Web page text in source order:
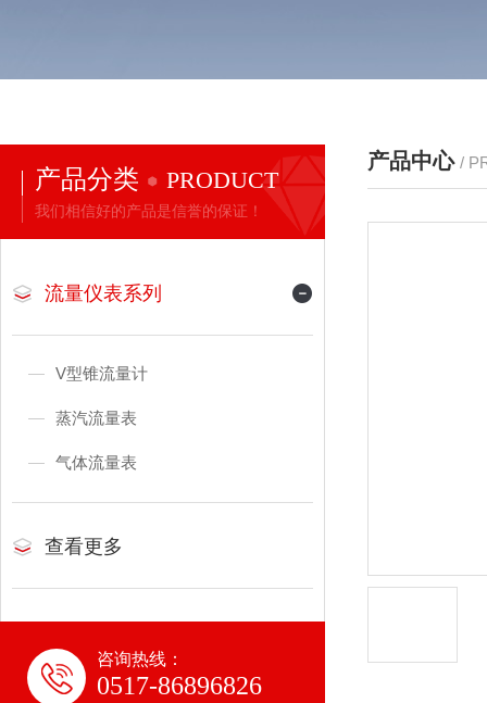
产品分类 PRODUCT
我们相信好的产品是信誉的保证！
流量仪表系列
V型锥流量计
蒸汽流量表
气体流量表
查看更多
咨询热线：
0517-86896826
产品中心 /